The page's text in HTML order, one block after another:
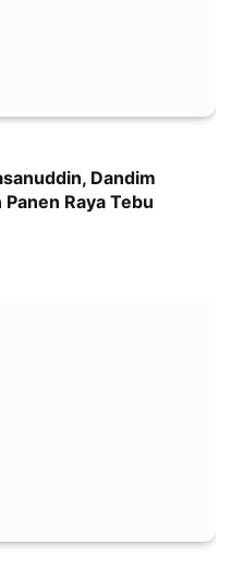
Dandim
Raya Tebu